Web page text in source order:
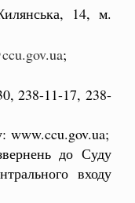
14, м.
;
238-11-17, 238-
www.ccu.gov.ua;
до Суду
входу